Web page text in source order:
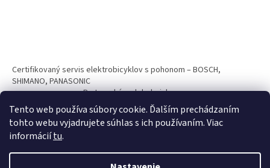
Tento web používa súbory cookie. Ďalším prechádzaním
tohto webu vyjadrujete súhlas s ich používaním. Viac
informáciítu.
Certifikovaný servis elektrobicyklov s pohonom – BOSCH,
SHIMANO, PANASONIC
Partnerský web hokejshop.eu